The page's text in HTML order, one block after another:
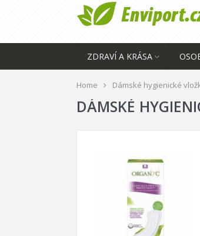
ZDRAVÍ A KRÁSA
Home Dámské hygienické
DÁMSKÉ